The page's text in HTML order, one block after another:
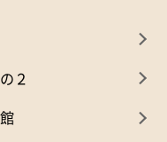
２